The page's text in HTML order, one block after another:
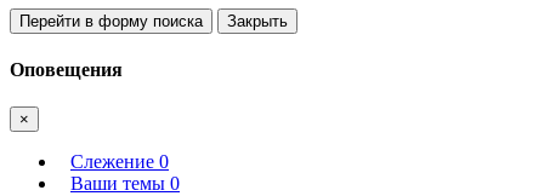
Перейти в форму поиска Закрыть
Оповещения
×
Слежение 0
Ваши темы 0